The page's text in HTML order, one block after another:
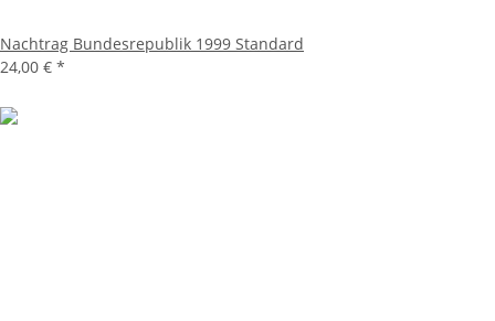
Nachtrag Bundesrepublik 1999 Standard
24,00 € *